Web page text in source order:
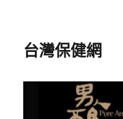
台灣保健網